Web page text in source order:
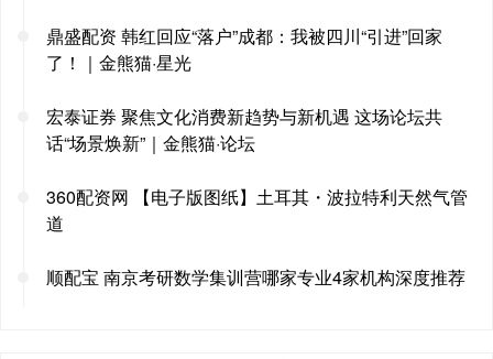
鼎盛配资 韩红回应“落户”成都：我被四川“引进”回家
了！｜金熊猫·星光
宏泰证券 聚焦文化消费新趋势与新机遇 这场论坛共
话“场景焕新”｜金熊猫·论坛
360配资网 【电子版图纸】土耳其・波拉特利天然气管
道
顺配宝 南京考研数学集训营哪家专业4家机构深度推荐